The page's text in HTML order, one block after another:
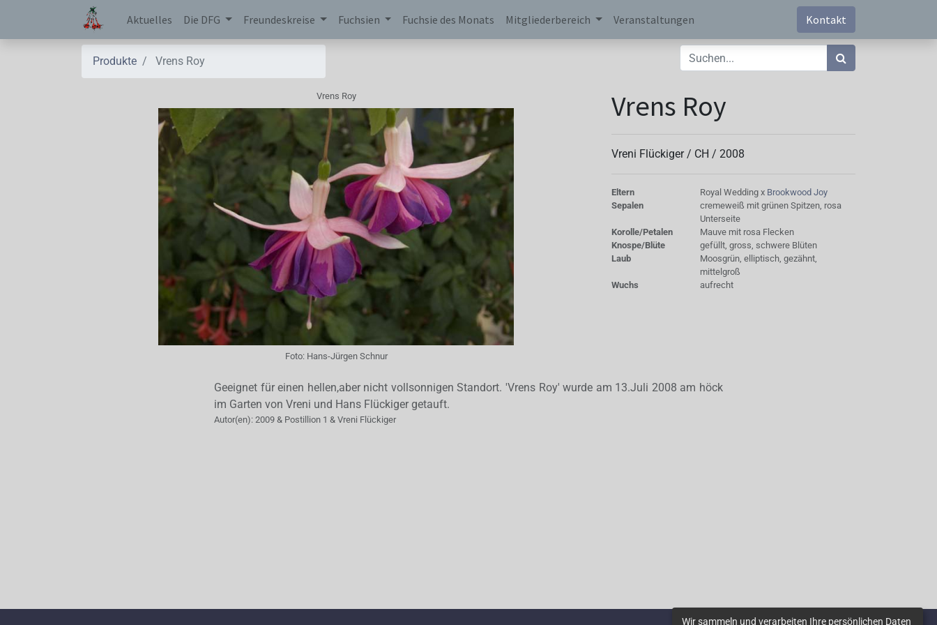
Aktuelles Die DFG Freundeskreise Fuchsien Fuchsie des Monats Mitgliederbereich Veranstaltungen Kontakt
Produkte Vrens Roy
Vrens Roy
Foto: Hans-Jürgen Schnur
Vrens Roy
Vreni Flückiger / CH / 2008
Eltern Royal Wedding x Brookwood Joy
Sepalen
cremeweiß mit grünen Spitzen, rosa
Unterseite
Korolle/Petalen
Mauve mit rosa Flecken
Knospe/Blüte
gefüllt, gross, schwere Blüten
Laub
Moosgrün, elliptisch, gezähnt,
mittelgroß
Wuchs
aufrecht
Geeignet für einen hellen,aber nicht vollsonnigen Standort. 'Vrens Roy' wurde am 13.Juli 2008 am höck
im Garten von Vreni und Hans Flückiger getauft.
Autor(en): 2009 & Postillion 1 & Vreni Flückiger
Wir sammeln und verarbeiten Ihre persönlichen Daten